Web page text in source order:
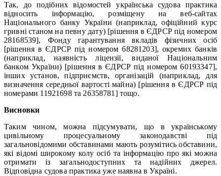
Так, до подібних відомостей українська судова практика
відносить інформацію, розміщену на веб-сайтах
Національного банку України (наприклад, офіційний курс
гривні станом на певну дату) [рішення в ЄДРСР під номером
28168539], Фонду гарантування вкладів фізичних осіб
[рішення в ЄДРСР під номером 68281203], окремих банків
(наприклад, наявність ліцензії, виданої Національним
банком України) [рішення в ЄДРСР під номером 60193347],
інших установ, підприємств, організацій (наприклад, для
визначення середньої вартості майна) [рішення в ЄДРСР під
номерами 11921698 та 26358781] тощо.
Висновки
Таким чином, можна підсумувати, що в українському
цивільному процесуальному законодавстві під
загальновідомими обставинами мають розумітись обставини,
які відомі широкому колу осіб та інформацію про які можна
отримати із загальнодоступних та надійних джерел.
Відповідна судова практика уже наявна в Україні.